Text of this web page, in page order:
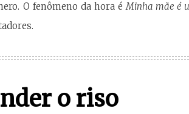
O fenômeno da hora éMinha mãe é
o riso